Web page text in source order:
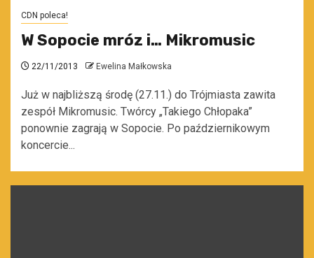
CDN poleca!
W Sopocie mróz i… Mikromusic
22/11/2013 Ewelina Małkowska
Już w najbliższą środę (27.11.) do Trójmiasta zawita
zespół Mikromusic. Twórcy „Takiego Chłopaka”
ponownie zagrają w Sopocie. Po październikowym
koncercie...